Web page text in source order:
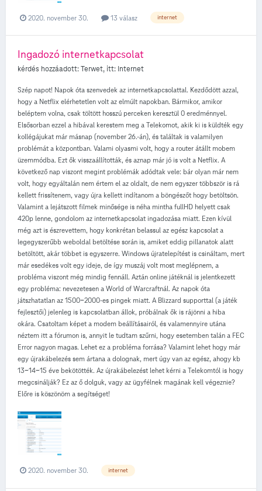
2020. november 30. 13 válasz internet
Ingadozó internetkapcsolat
kérdés hozzáadott:Terwet, itt: Internet
Szép napot! Napok óta szenvedek az internetkapcsolattal. Kezdődött azzal,
hogy a Netflix elérhetetlen volt az elmúlt napokban. Bármikor, amikor
beléptem volna, csak töltött hosszú perceken keresztül 0 eredménnyel.
Elsősorban ezzel a hibával kerestem meg a Telekomot, akik ki is küldték egy
kollégájukat már másnap (november 26.-án), és találtak is valamilyen
problémát a központban. Valami olyasmi volt, hogy a router átállt mobem
üzemmódba. Ezt ők visszaállították, és aznap már jó is volt a Netflix. A
következő nap viszont megint problémák adódtak vele: bár olyan már nem
volt, hogy egyáltalán nem értem el az oldalt, de nem egyszer többször is rá
kellett frissítenem, vagy újra kellett indítanom a böngészőt hogy betöltsön.
Valamint a lejátszott filmek minősége is néha mintha fullHD helyett csak
420p lenne, gondolom az internetkapcsolat ingadozása miatt. Ezen kívül
még azt is észrevettem, hogy konkrétan belassul az egész kapcsolat a
legegyszerűbb weboldal betöltése során is, amiket eddig pillanatok alatt
betöltött, akár többet is egyszerre. Windows újratelepítést is csináltam, mert
már esedékes volt egy ideje, de így muszáj volt most meglépnem, a
probléma viszont még mindig fennáll. Aztán online játéknál is jelentkezett
egy probléma: nevezetesen a World of Warcraftnál. Az napok óta
játszhatatlan az 1500-2000-es pingek miatt. A Blizzard supporttal (a játék
fejlesztői) jelenleg is kapcsolatban állok, próbálnak ők is rájönni a hiba
okára. Csatoltam képet a modem beállításairól, és valamennyire utána
néztem itt a fórumon is, annyit le tudtam szűrni, hogy esetemben talán a FEC
Error nagyon magas. Lehet ez a probléma forrása? Valamint lehet hogy már
egy újrakábelezés sem ártana a dolognak, mert úgy van az egész, ahogy kb
13-14-15 éve bekötötték. Az újrakábelezést lehet kérni a Telekomtól is hogy
megcsinálják? Ez az ő dolguk, vagy az ügyfélnek magának kell végeznie?
Előre is köszönöm a segítséget!
2020. november 30. internet